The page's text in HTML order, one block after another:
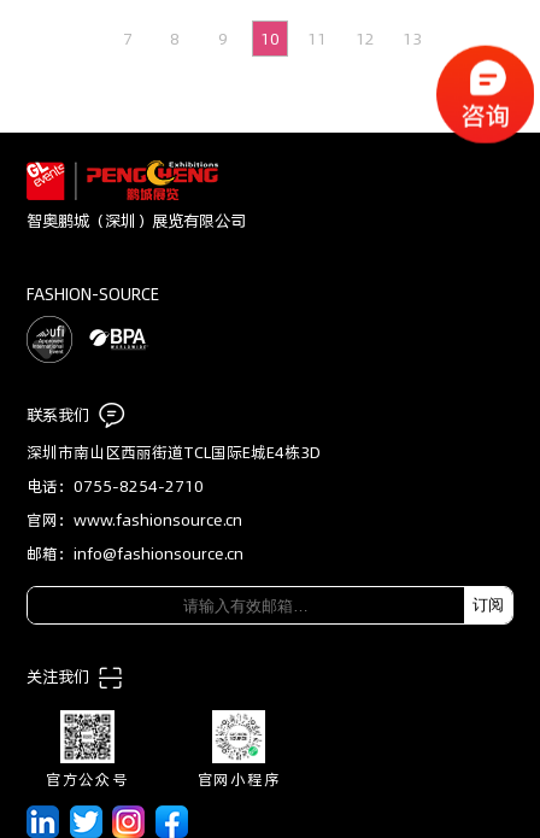
7 8 9 10 11 12 13
智奥鹏城（深圳）展览有限公司
FASHION-SOURCE
联系我们
深圳市南山区西丽街道TCL国际E城E4栋3D
电话：0755-8254-2710
官网：www.fashionsource.cn
邮箱：info@fashionsource.cn
订阅
关注我们
官方公众号 官网小程序